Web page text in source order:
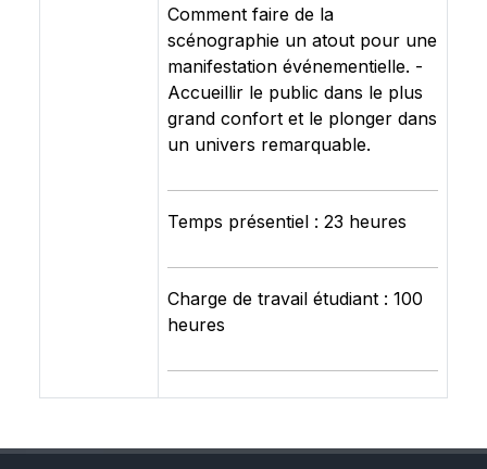
Comment faire de la
scénographie un atout pour une
manifestation événementielle. -
Accueillir le public dans le plus
grand confort et le plonger dans
un univers remarquable.
Temps présentiel : 23 heures
Charge de travail étudiant : 100
heures